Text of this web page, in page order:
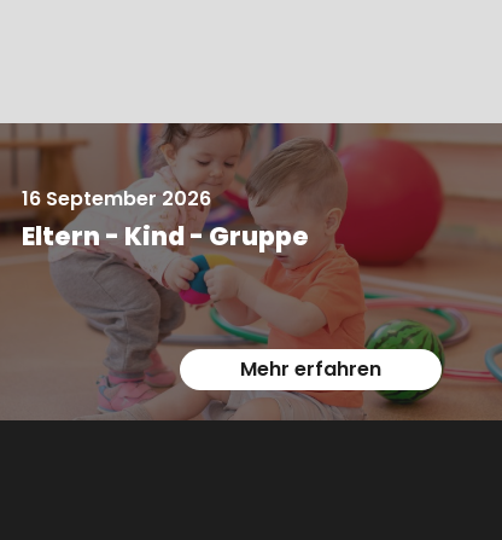
16 September 2026
Eltern - Kind - Gruppe
Mehr erfahren